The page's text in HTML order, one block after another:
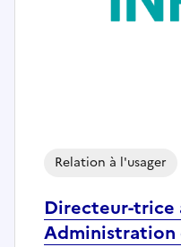
Directeur-
Administration
Relation à l'usager